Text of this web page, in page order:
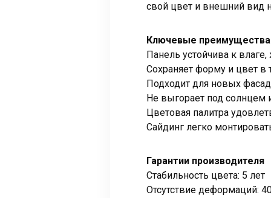
свой цвет и внешний вид
Ключевые преимущества
Панель устойчива к
Сохраняет форму и цвет в
Подходит для новых
Не выгорает под солнцем
Цветовая палитра
Сайдинг легко
Гарантии производителя
Стабильность цвета: 5 лет
Отсутствие деформаций: